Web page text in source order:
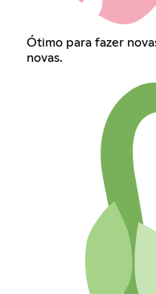
Ótimo para fazer
novas.